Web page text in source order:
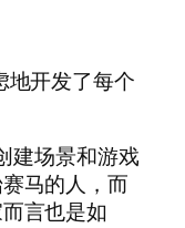
地开发了每个
建场景和游戏
马的人，而
言也是如